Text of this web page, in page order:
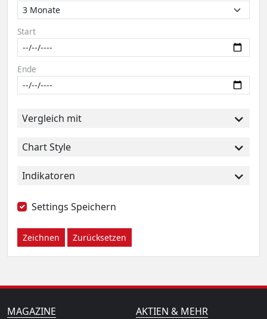
Start
Ende
Vergleich mit
Chart Style
Indikatoren
Settings Speichern
Zeichnen Zurücksetzen
MAGAZINE AKTIEN & MEHR